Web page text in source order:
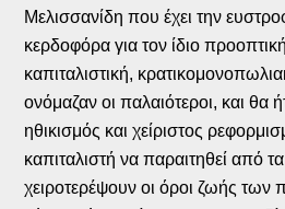
Μελισσανίδη που έχει την
κερδοφόρα για τον ίδιο
καπιταλιστική,
ονόμαζαν οι παλαιότεροι, και θα
ηθικισμός και χείριστος
καπιταλιστή να παραιτηθεί από
χειροτερέψουν οι όροι ζωής των